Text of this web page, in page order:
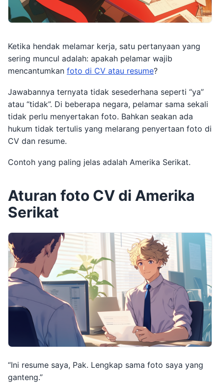
Ketika hendak melamar kerja, satu pertanyaan yang
sering muncul adalah: apakah pelamar wajib
mencantumkan foto di CV atau resume?
Jawabannya ternyata tidak sesederhana seperti “ya”
atau “tidak”. Di beberapa negara, pelamar sama sekali
tidak perlu menyertakan foto. Bahkan seakan ada
hukum tidak tertulis yang melarang penyertaan foto di
CV dan resume.
Contoh yang paling jelas adalah Amerika Serikat.
Aturan foto CV di Amerika
Serikat
“Ini resume saya, Pak. Lengkap sama foto saya yang
ganteng.”